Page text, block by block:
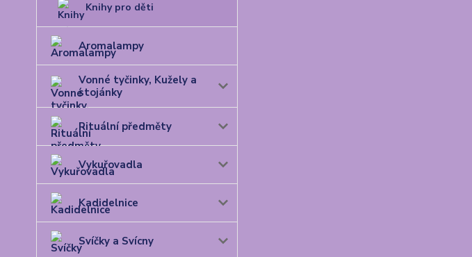
Knihy pro děti
Aromalampy
Vonné tyčinky, Kužely a
stojánky
Rituální předměty
Vykuřovadla
Kadidelnice
Svíčky a Svícny